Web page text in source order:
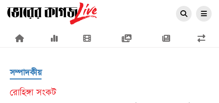
×
সম্পাদকীয়
রোহিঙ্গা সংকট